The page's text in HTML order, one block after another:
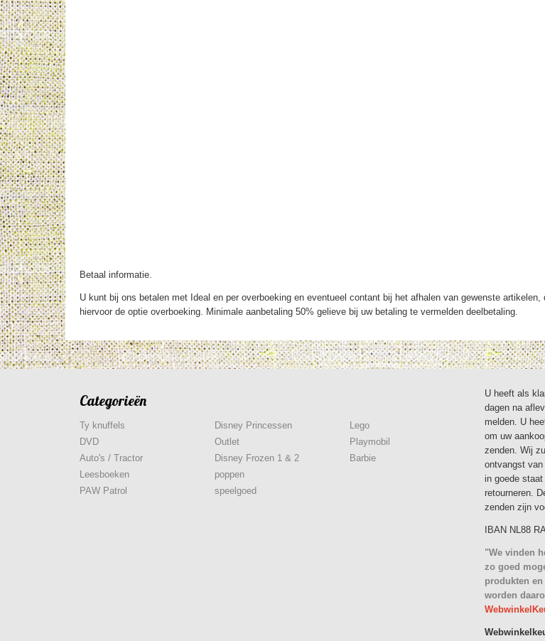
Betaal informatie.
U kunt bij ons betalen met Ideal en per overboeking en eventueel contant bij het afhalen van gewenste
hiervoor de optie overboeking. Minimale aanbetaling 50% gelieve bij uw betaling te vermelden deelbetaling.
Categorieën
Ty knuffels
DVD
Auto's / Tractor
Leesboeken
PAW Patrol
Disney Princessen
Outlet
Disney Frozen 1 & 2
poppen
speelgoed
Lego
Playmobil
Barbie
U heeft als
dagen na
melden. U
om uw
zenden. Wij
ontvangst
in goede
retourneren.
zenden zijn
IBAN NL88
"We vinden
zo goed
produkten
worden